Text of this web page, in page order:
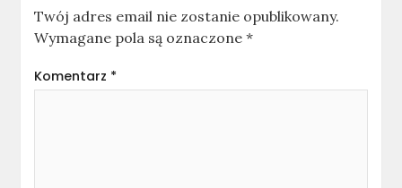
Twój adres email nie zostanie opublikowany.
Wymagane pola są oznaczone*
Komentarz *